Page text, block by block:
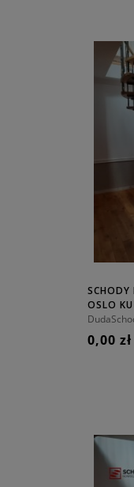
SCHODY
OSLO
CENĘ!
0,00 zł